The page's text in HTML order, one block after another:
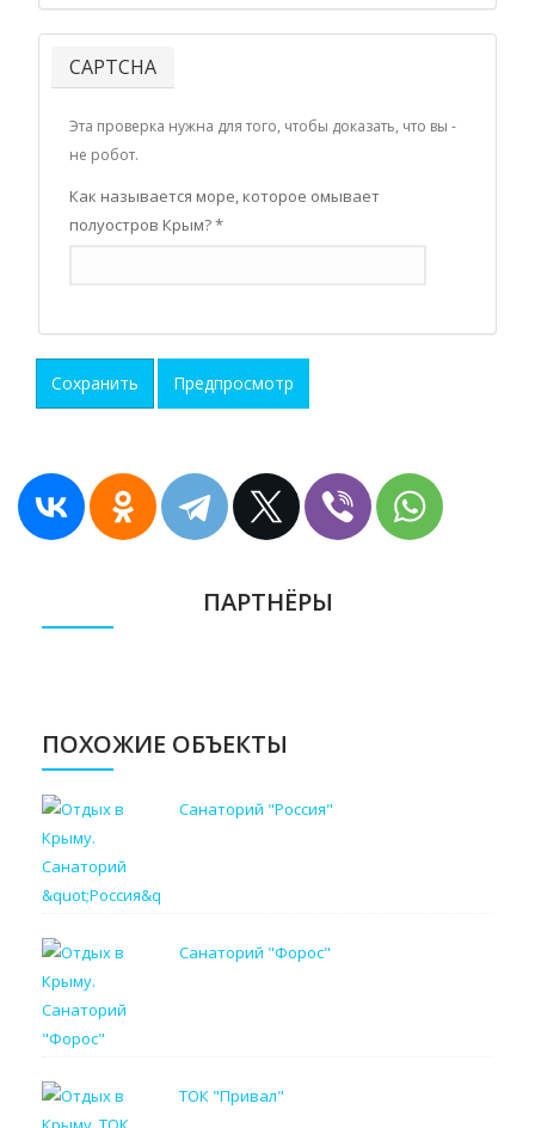
CAPTCHA
Эта проверка нужна для того, чтобы доказать, что вы -
не робот.
Как называется море, которое омывает
полуостров Крым?*
Сохранить Предпросмотр
ПАРТНЁРЫ
ПОХОЖИЕ ОБЪЕКТЫ
Санаторий "Россия"
Санаторий "Форос"
ТОК "Привал"